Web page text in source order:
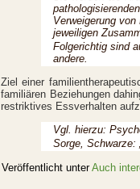
Verweigerung
jeweiligen
Folgerichtig sind
andere.
Ziel einer
familiären Beziehungen
restriktives Essverhalten
Vgl. hierzu:
Sorge, Schwarze:
Veröffentlicht unter Auch